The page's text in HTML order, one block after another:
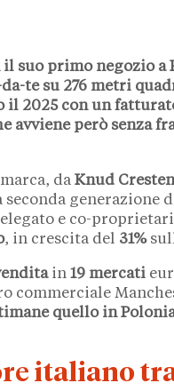
suo primo negozio a
te su 276 metri
il 2025 con un
avviene però senza
da Knud
seconda
e co-
, in crescita del 31%
in 19 mercati
commerciale
quello in
italiano